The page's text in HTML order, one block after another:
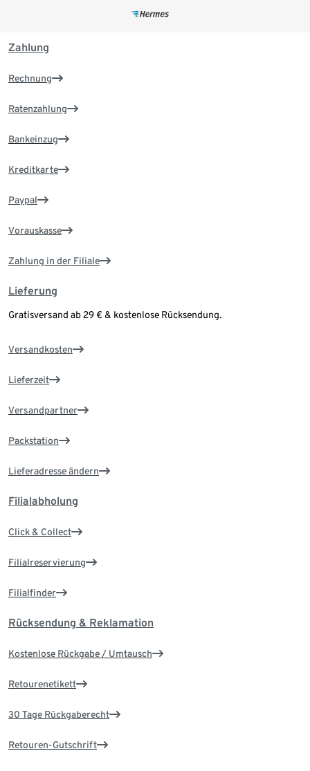
Zahlung
Rechnung
Ratenzahlung
Bankeinzug
Kreditkarte
Paypal
Vorauskasse
Zahlung in der Filiale
Lieferung
Gratisversand ab 29 € & kostenlose Rücksendung.
Versandkosten
Lieferzeit
Versandpartner
Packstation
Lieferadresse ändern
Filialabholung
Click & Collect
Filialreservierung
Filialfinder
Rücksendung & Reklamation
Kostenlose Rückgabe / Umtausch
Retourenetikett
30 Tage Rückgaberecht
Retouren-Gutschrift